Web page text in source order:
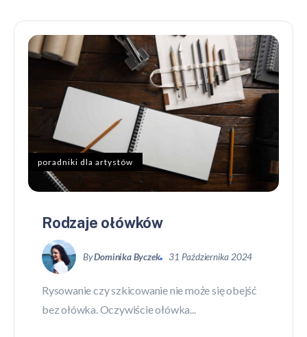
poradniki dla artystów
Rodzaje ołówków
ByDominika Byczek 31 Października 2024
Rysowanie czy szkicowanie nie może się obejść
bez ołówka. Oczywiście ołówka...